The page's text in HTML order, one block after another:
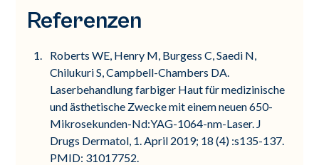
Referenzen
Roberts WE, Henry M, Burgess C, Saedi N,
Chilukuri S, Campbell-Chambers DA.
Laserbehandlung farbiger Haut für medizinische
und ästhetische Zwecke mit einem neuen 650-
Mikrosekunden-Nd:YAG-1064-nm-Laser. J
Drugs Dermatol, 1. April 2019; 18 (4) :s135-137.
PMID: 31017752.